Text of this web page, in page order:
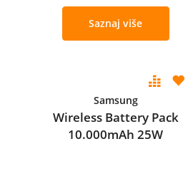
Saznaj više
Samsung
Wireless Battery Pack
10.000mAh 25W